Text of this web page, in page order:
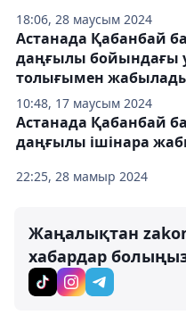
18:06, 28 маусым 2024
10:48, 17 маусым 2024
Астанада Қабанбай
даңғылы бойындағы
толығымен
22:25, 28 мамыр 2024
Астанада Қабанбай
даңғылы ішінара
Жаңалықтан
хабардар